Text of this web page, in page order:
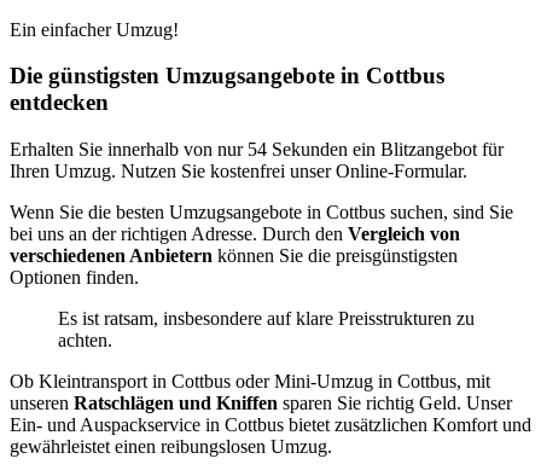
Ein einfacher Umzug!
Die günstigsten Umzugsangebote in Cottbus
entdecken
Erhalten Sie innerhalb von nur 54 Sekunden ein Blitzangebot für
Ihren Umzug. Nutzen Sie kostenfrei unser Online-Formular.
Wenn Sie die besten Umzugsangebote in Cottbus suchen, sind Sie
bei uns an der richtigen Adresse. Durch den Vergleich von
verschiedenen Anbietern können Sie die preisgünstigsten
Optionen finden.
Es ist ratsam, insbesondere auf klare Preisstrukturen zu
achten.
Ob Kleintransport in Cottbus oder Mini-Umzug in Cottbus, mit
unseren Ratschlägen und Kniffen sparen Sie richtig Geld. Unser
Ein- und Auspackservice in Cottbus bietet zusätzlichen Komfort und
gewährleistet einen reibungslosen Umzug.